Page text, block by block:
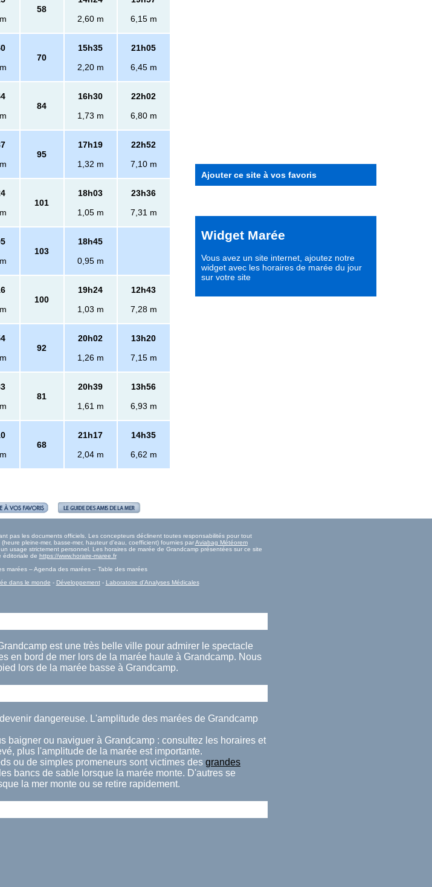
58
2,60 m
6,15 m
70
15h35
2,20 m
21h05
6,45 m
84
16h30
1,73 m
22h02
6,80 m
95
17h19
1,32 m
22h52
7,10 m
101
18h03
1,05 m
23h36
7,31 m
103
18h45
0,95 m
100
19h24
1,03 m
12h43
7,28 m
92
20h02
1,26 m
13h20
7,15 m
81
20h39
1,61 m
13h56
6,93 m
68
21h17
2,04 m
14h35
6,62 m
Ajouter ce site à vos favoris
Widget Marée
Vous avez un site internet, ajoutez notre
widget avec les horaires de marée du jour
sur votre site
pas les documents officiels. Les concepteurs déclinent toutes responsabilités pour tout
pleine-mer, basse-mer, hauteur d'eau, coefficient) fournies parAviabag Météorem
usage strictement personnel. Les horaires de marée de Grandcamp présentées sur ce site
éditoriale de https://www.horaire-maree.fr
marées – Agenda des marées – Table des marées
dans le monde - Développement- Laboratoire d'Analyses Médicales
est une très belle ville pour admirer le spectacle
en bord de mer lors de la marée haute à Grandcamp. Nous
lors de la marée basse à Grandcamp.
dangereuse. L'amplitude des marées de Grandcamp
baigner ou naviguer à Grandcamp : consultez les horaires et
plus l'amplitude de la marée est importante.
ou de simples promeneurs sont victimes des grandes
bancs de sable lorsque la marée monte. D'autres se
la mer monte ou se retire rapidement.